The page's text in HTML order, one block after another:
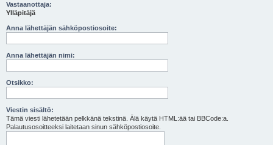
Vastaanottaja:
Ylläpitäjä
Anna lähettäjän sähköpostiosoite:
Anna lähettäjän nimi:
Otsikko:
Viestin sisältö:
Tämä viesti lähetetään pelkkänä tekstinä. Älä käytä HTML:ää tai BBCode:a.
Palautusosoitteeksi laitetaan sinun sähköpostiosoite.